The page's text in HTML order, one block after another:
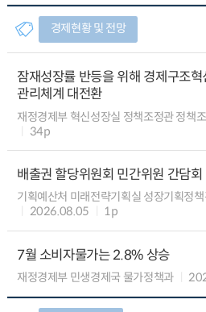
경제현황 및 전망
잠재성장률 반등을 위해 경제구조
관리체계 대전환
재정경제부 혁신성장실 정책조정관 정책
34p
배출권 할당위원회 민간위원 간담회
기획예산처 미래전략기획실 성장기획정
2026.08.05
1p
7월 소비자물가는 2.8% 상승
재정경제부 민생경제국 물가정책과